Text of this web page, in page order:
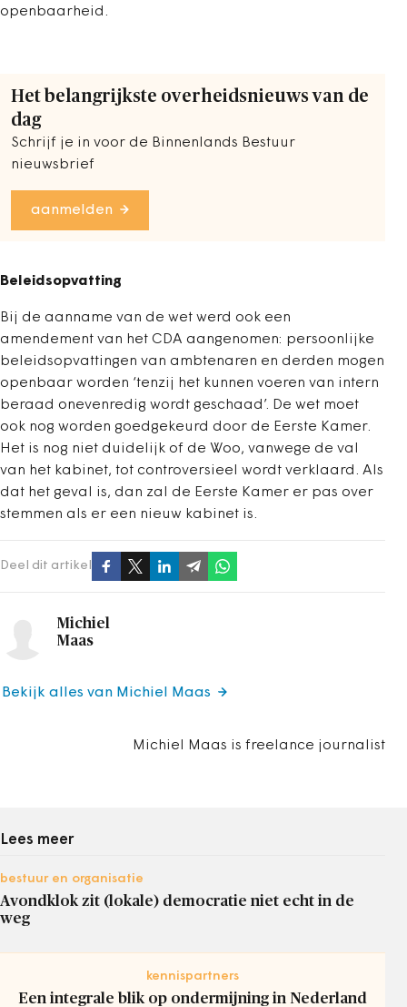
openbaarheid.
Het belangrijkste overheidsnieuws van de
dag
Schrijf je in voor de Binnenlands Bestuur
nieuwsbrief
aanmelden
Beleidsopvatting
Bij de aanname van de wet werd ook een
amendement van het CDA aangenomen: persoonlijke
beleidsopvattingen van ambtenaren en derden mogen
openbaar worden ‘tenzij het kunnen voeren van intern
beraad onevenredig wordt geschaad’. De wet moet
ook nog worden goedgekeurd door de Eerste Kamer.
Het is nog niet duidelijk of de Woo, vanwege de val
van het kabinet, tot controversieel wordt verklaard. Als
dat het geval is, dan zal de Eerste Kamer er pas over
stemmen als er een nieuw kabinet is.
Deel dit artikel
Michiel
Maas
Michiel Maas is freelance journalist
Bekijk alles van Michiel Maas
Lees meer
bestuur en organisatie
Avondklok zit (lokale) democratie niet echt in de
weg
kennispartners
Een integrale blik op ondermijning in Nederland